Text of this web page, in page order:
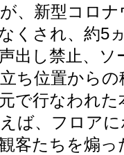
、新型コロ
くされ、約5
出し禁止、ソ
ち位置からの
で行なわれた
ば、フロア
客たちを煽っ